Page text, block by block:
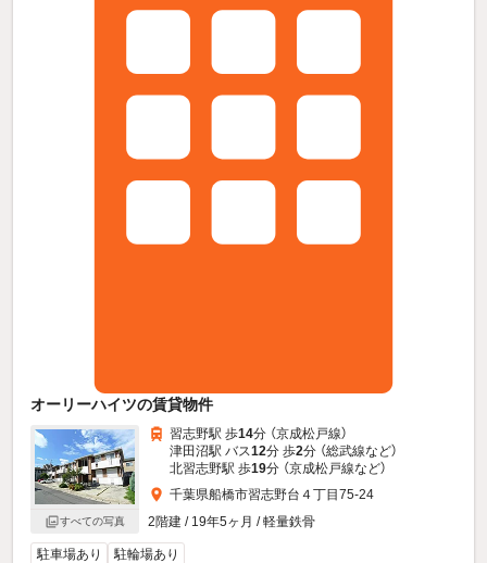
オーリーハイツの賃貸物件
すべての写真
習志野駅 歩14分 （京成松戸線）
津田沼駅 バス12分 歩2分 （総武線など）
北習志野駅 歩19分 （京成松戸線など）
千葉県船橋市習志野台４丁目75-24
2階建 / 19年5ヶ月 / 軽量鉄骨
駐車場あり 駐輪場あり